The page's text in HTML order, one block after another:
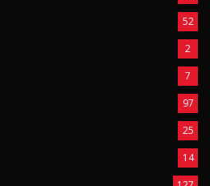
52
2
7
97
25
14